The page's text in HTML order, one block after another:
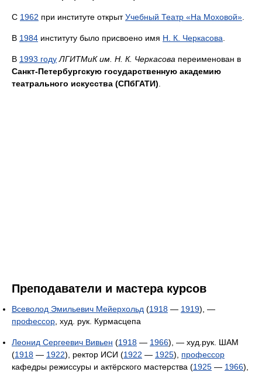
C 1962 при институте открытУчебный Театр «На Моховой»
В 1984 институту было присвоено имя Н. К. Черкасова
В 1993 году ЛГИТМиК им. Н. К. Черкасова переименован в
Санкт-Петербургскую государственную академию
театрального искусства (СПбГАТИ)
Преподаватели и мастера курсов
Всеволод Эмильевич Мейерхольд (1918 — 1919), —
профессор , худ. рук. Курмасцепа
Леонид Сергеевич Вивьен (1918 — 1966), — худ.рук. ШАМ
(1918 — 1922), ректор ИСИ (1922 — 1925), профессор
кафедры режиссуры и актёрского мастерства (1925 — 1966),